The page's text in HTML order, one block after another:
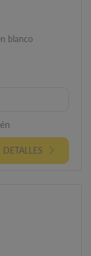
blanco
DETALLES